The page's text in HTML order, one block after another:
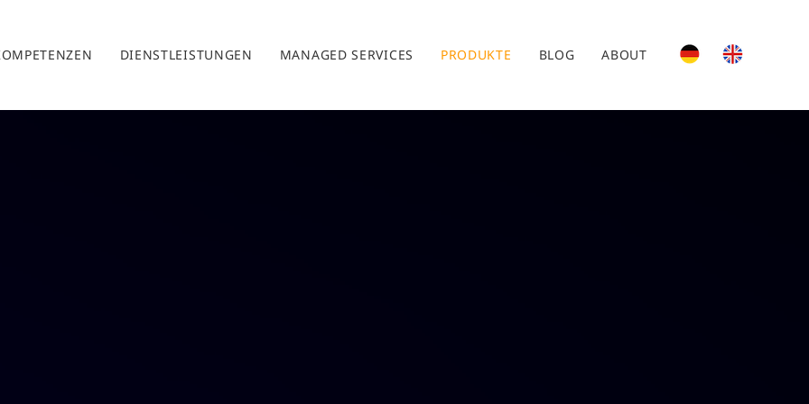
DIENSTLEISTUNGEN MANAGED SERVICES PRODUKTE BLOG ABOUT